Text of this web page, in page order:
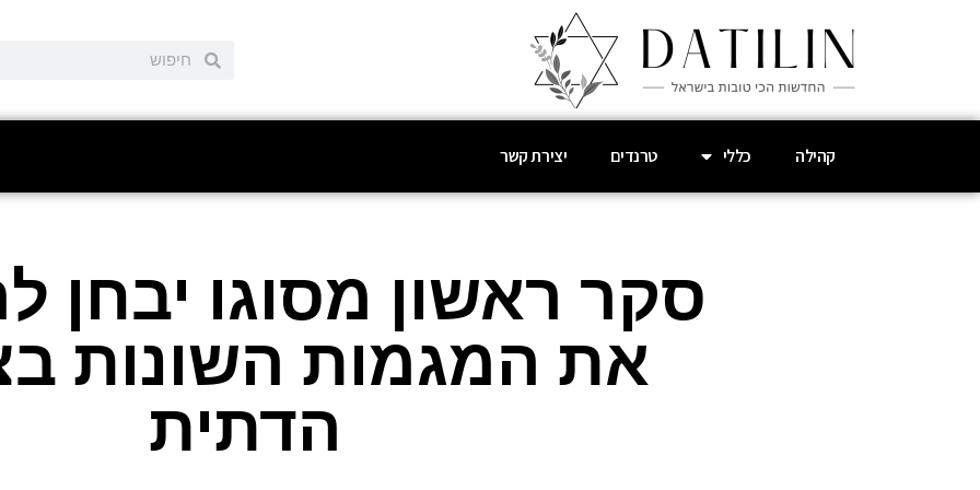
קהילה כללי טרנדים יצירת קשר
סקר ראשון מסוגו יבחן
את המגמות השונות
הדתית